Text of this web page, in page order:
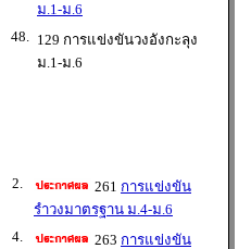
ม.1-ม.6
48. 129 การแข่งขันวงอังกะลุง
ม.1-ม.6
2. 261 การแข่งขัน
รำวงมาตรฐาน ม.4-ม.6
4. 263 การแข่งขัน